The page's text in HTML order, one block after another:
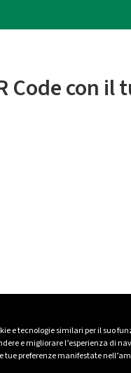
e tecnologie similari per il suo
e migliorare l’esperienza di
tue preferenze manifestate
Code con